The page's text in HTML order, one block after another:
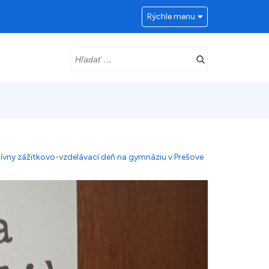
Rýchle menu
Hľadať:
zážitkovo-vzdelávací deň na gymnáziu v Prešove